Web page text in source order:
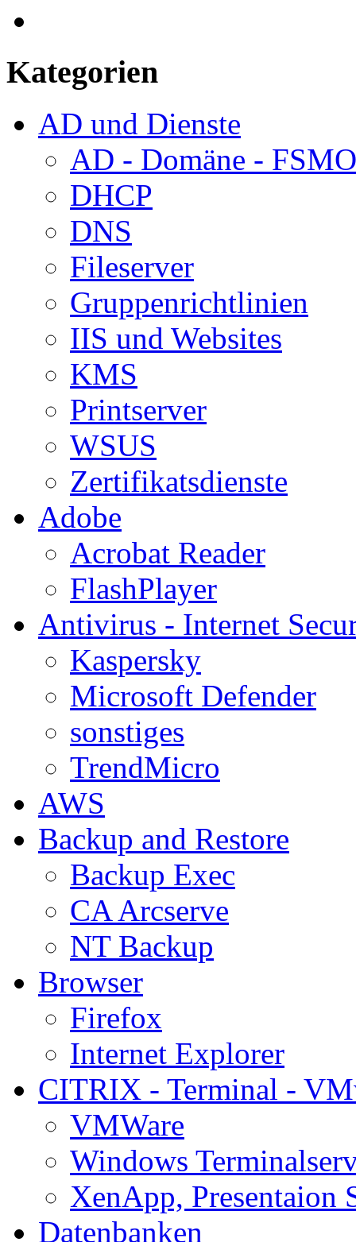
Kategorien
AD und Dienste
AD - Domäne - FSMO
DHCP
DNS
Fileserver
Gruppenrichtlinien
IIS und Websites
KMS
Printserver
WSUS
Zertifikatsdienste
Adobe
Acrobat Reader
FlashPlayer
Antivirus - Internet
Kaspersky
Microsoft Defender
sonstiges
TrendMicro
AWS
Backup and Restore
Backup Exec
CA Arcserve
NT Backup
Browser
Firefox
Internet Explorer
CITRIX - Terminal -
VMWare
Windows
XenApp, Presentaion
Datenbanken